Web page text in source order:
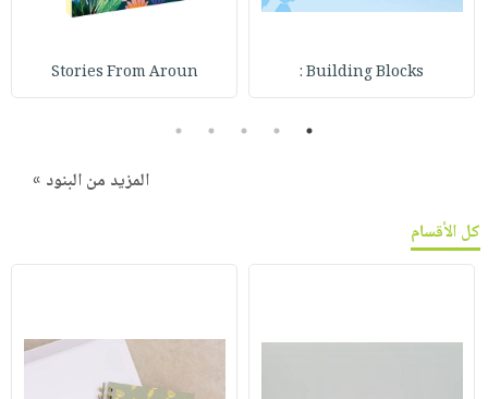
Building Blocks :
Stories From Aroun
1
2
3
4
5
المزيد من البنود »
كل الأقسام